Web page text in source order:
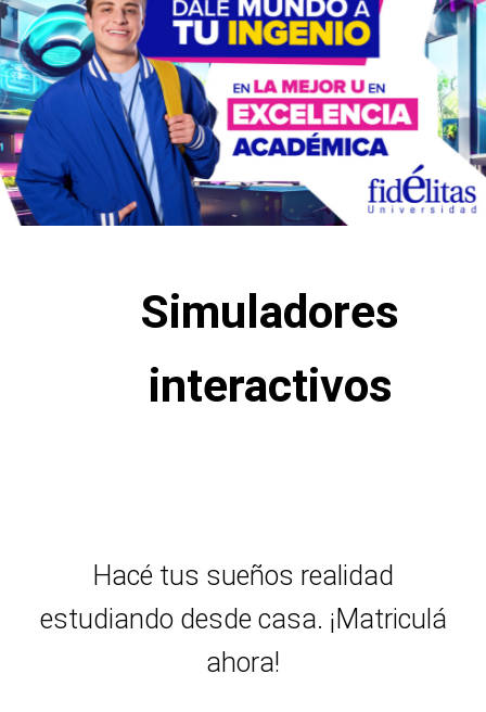
Simuladores
interactivos
Hacé tus sueños realidad
estudiando desde casa. ¡Matriculá
ahora!